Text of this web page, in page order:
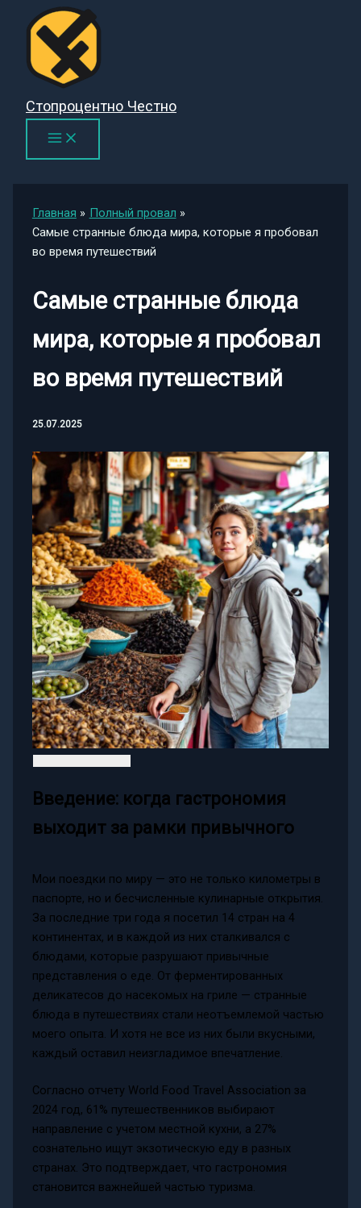
Перейти
содержимому
Стопроцентно Честно
Главная
Полный провал
Самые странные блюда мира, которые я пробовал
во время путешествий
Самые странные блюда
мира, которые я пробовал
во время путешествий
25.07.2025
Введение: когда гастрономия
выходит за рамки привычного
Мои поездки по миру — это не только километры в
паспорте, но и бесчисленные кулинарные открытия.
За последние три года я посетил 14 стран на 4
континентах, и в каждой из них сталкивался с
блюдами, которые разрушают привычные
представления о еде. От ферментированных
деликатесов до насекомых на гриле — странные
блюда в путешествиях стали неотъемлемой частью
моего опыта. И хотя не все из них были вкусными,
каждый оставил неизгладимое впечатление.
Согласно отчету World Food Travel Association за
2024 год, 61% путешественников выбирают
направление с учетом местной кухни, а 27%
сознательно ищут экзотическую еду в разных
странах. Это подтверждает, что гастрономия
становится важнейшей частью туризма.